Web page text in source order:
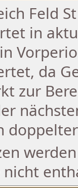
Feld
in
da
zur